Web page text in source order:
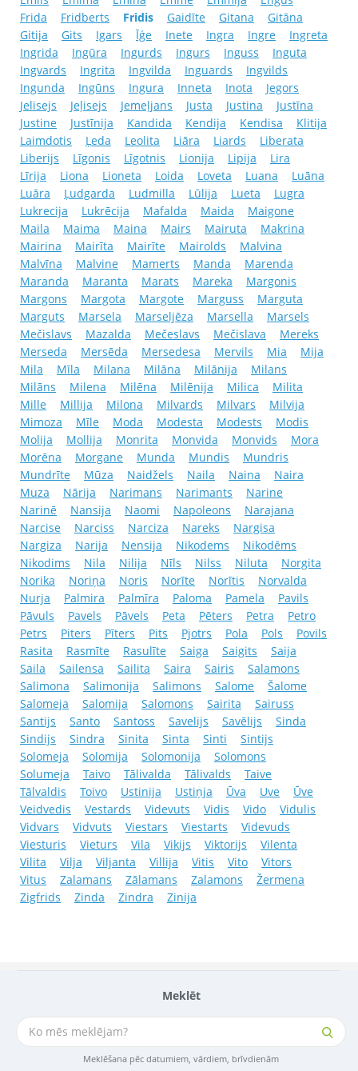
Meklēt
Meklēšana pēc datumiem, vārdiem, brīvdienām
Frida
Fridberts Fridis Gaidīte Gitana
Gitāna
Gitija
Gits Igars Īģe Inete Ingra Ingre
Ingreta
Ingrida
Ingūra Ingurds Ingurs Inguss
Inguta
Ingvards
Ingrita Ingvilda Inguards
Ingvilds
Ingunda
Ingūns Ingura Inneta Inota
Jegors
Jelisejs
Jeļisejs Jemeļjans Justa Justina
Justīna
Justine
Justīnija Kandida Kendija Kendisa
Klitija
Laimdotis
Ļeda Leolita Liāra Liards
Liberata
Liberijs
Līgonis Līgotnis Lionija Lipija
Lira
Līrija
Liona Lioneta Loida Loveta Luana
Luāna
Luāra
Ļudgarda Ludmilla Lūlija Lueta
Lugra
Lukrecija
Lukrēcija Mafalda Maida
Maigone
Maila
Maima Maina Mairs Mairuta
Makrina
Mairina
Mairīta Mairīte Mairolds
Malvina
Malvīna
Malvine Mamerts Manda
Marenda
Maranda
Maranta Marats Mareka
Margonis
Margons
Margota Margote Marguss
Marguta
Marguts
Marsela Marseljēza Marsella
Marsels
Mečislavs
Mazalda Mečeslavs Mečislava
Mereks
Merseda
Mersēda Mersedesa Mervils Mia
Mija
Mila
Mīla Milana Milāna Milānija
Milans
Milāns
Milena Milēna Milēnija Milica
Milita
Mille
Millija Milona Milvards Milvars
Milvija
Mimoza
Mīle Moda Modesta Modests
Modis
Molija
Mollija Monrita Monvida Monvids
Mora
Morēna
Morgane Munda Mundis
Mundris
Mundrīte
Mūza Naidžels Naila Naina
Naira
Muza
Nārija Narimans Narimants
Narine
Narinē
Nansija Naomi Napoleons
Narajana
Narcise
Narciss Narciza Nareks
Nargisa
Nargiza
Narija Nensija Nikodems
Nikodēms
Nikodims
Nila Nilija Nīls Nilss Niluta
Norgita
Norika
Noriņa Noris Norīte Norītis
Norvalda
Nurja
Palmira Palmīra Paloma Pamela
Pavils
Pāvuls
Pavels Pāvels Peta Pēters Petra
Petro
Petrs
Piters Pīters Pits Pjotrs Pola Pols
Povils
Rasita
Rasmīte Rasulīte Saiga Saigits
Saija
Saila
Sailensa Sailita Saira Sairis
Salamons
Salimona
Salimonija Salimons Salome
Šalome
Salomeja
Salomija Salomons Sairita
Sairuss
Santijs
Santo Santoss Savelijs Savēlijs
Sinda
Sindijs
Sindra Sinita Sinta Sinti
Sintijs
Solomeja
Solomija Solomonija
Solomons
Solumeja
Taivo Tālivalda Tālivalds
Taive
Tālvaldis
Toivo Ustinija Ustiņja Ūva Uve
Ūve
Veidvedis
Vestards Videvuts Vidis Vido
Vidulis
Vidvars
Vidvuts Viestars Viestarts
Videvuds
Viesturis
Vieturs Vila Vikijs Viktorijs
Vilenta
Vilita
Vilja Viljanta Villija Vitis Vito
Vitors
Vitus
Zalamans Zālamans Zalamons
Žermena
Zigfrids
Zinda Zindra Zinija